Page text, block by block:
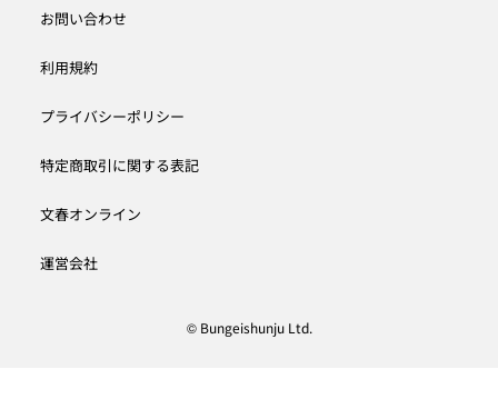
お問い合わせ
利用規約
プライバシーポリシー
特定商取引に関する表記
文春オンライン
運営会社
© Bungeishunju Ltd.